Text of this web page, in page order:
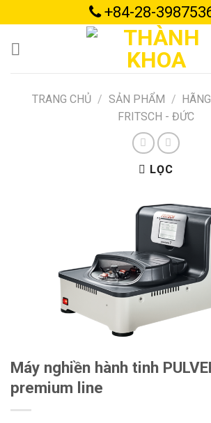
to
content
+84-28-
TRANG CHỦ / SẢN PHẨM /
FRITSCH - ĐỨC
LỌC
Máy nghiền hành tinh
premium line